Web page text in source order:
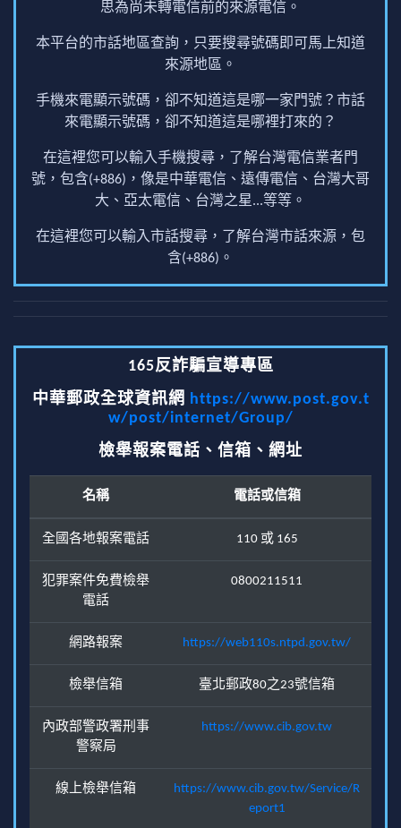
思為尚未轉電信前的來源電信。
本平台的市話地區查詢，只要搜尋號碼即可馬上知道
來源地區。
手機來電顯示號碼，卻不知道這是哪一家門號？市話
來電顯示號碼，卻不知道這是哪裡打來的？
在這裡您可以輸入手機搜尋，了解台灣電信業者門
號，包含(+886)，像是中華電信、遠傳電信、台灣大哥
大、亞太電信、台灣之星...等等。
在這裡您可以輸入市話搜尋，了解台灣市話來源，包
含(+886)。
165反詐騙宣導專區
中華郵政全球資訊網 https://www.post.gov.t
w/post/internet/Group/
檢舉報案電話、信箱、網址
名稱 電話或信箱
全國各地報案電話 110 或 165
犯罪案件免費檢舉
電話
0800211511
網路報案 https://web110s.ntpd.gov.tw/
檢舉信箱 臺北郵政80之23號信箱
內政部警政署刑事
警察局
https://www.cib.gov.tw
線上檢舉信箱
https://www.cib.gov.tw/Service/R
eport1